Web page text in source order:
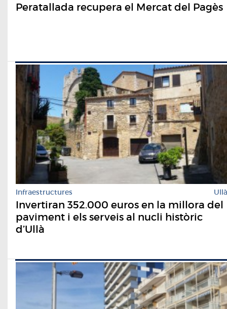
Peratallada recupera el Mercat del Pagès
Infraestructures Ullà
Invertiran 352.000 euros en la millora del
paviment i els serveis al nucli històric
d’Ullà